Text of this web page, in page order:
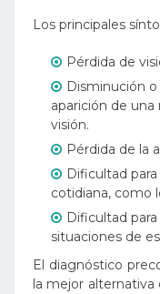
Los principales
Pérdida de
Disminución
aparición de
visión.
Pérdida de la
Dificultad
cotidiana, como
Dificultad
situaciones de
El diagnóstico
la mejor